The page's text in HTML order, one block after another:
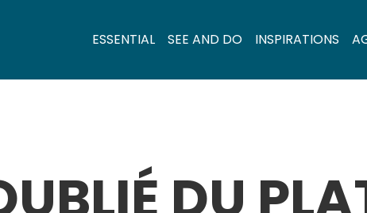
ESSENTIAL SEE AND DO INSPIRATIONS